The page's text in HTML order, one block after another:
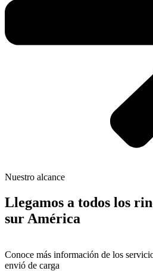
Nuestro alcance
Llegamos a todos los
sur América
Conoce más información de los
envió de carga